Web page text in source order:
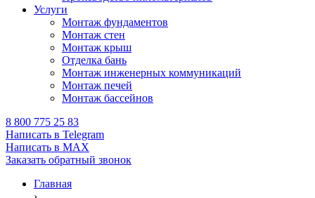
Услуги
Монтаж фундаментов
Монтаж стен
Монтаж крыш
Отделка бань
Монтаж инженерных коммуникаций
Монтаж печей
Монтаж бассейнов
8 800 775 25 83
Написать в Telegram
Написать в MAX
Заказать обратный звонок
Главная